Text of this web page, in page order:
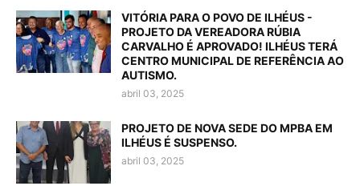
VITÓRIA PARA O POVO DE ILHÉUS -
PROJETO DA VEREADORA RÚBIA
CARVALHO É APROVADO! ILHÉUS TERÁ
CENTRO MUNICIPAL DE REFERÊNCIA AO
AUTISMO.
abril 03, 2025
PROJETO DE NOVA SEDE DO MPBA EM
ILHÉUS É SUSPENSO.
abril 03, 2025